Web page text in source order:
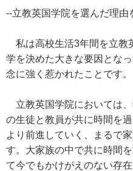
--立教英国学院を選んだ理由
私は高校生活3年間を立教
学を決めた大きな要因とな
念に強く惹かれたことです。
立教英国学院においては
の生徒と教員が共に時間を
より前進していく、まるで
す。大家族の中で共に時間
て今でもかけがえのない存